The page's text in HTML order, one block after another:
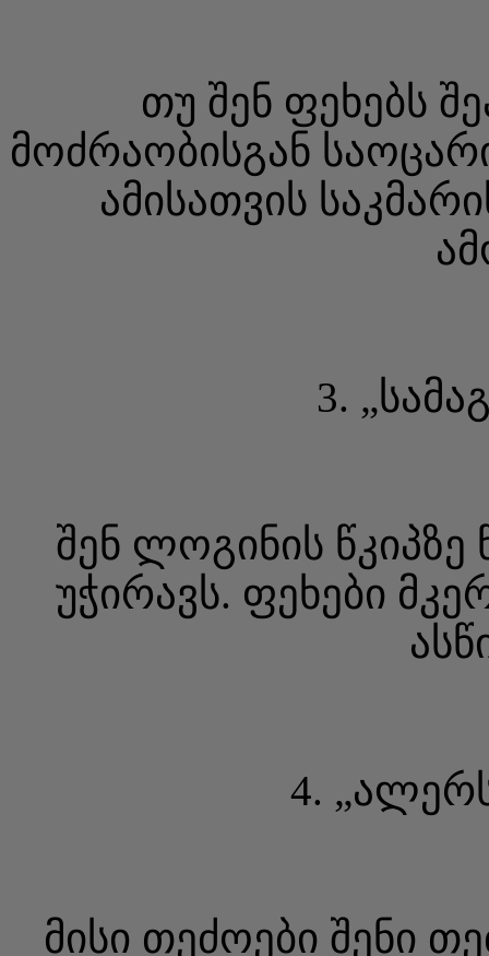
თუ შენ ფეხებს
მოძრაობისგან
ამისათვის
3.
შენ ლოგინის წკიპზე
უჭირავს. ფეხები
4.
მისი თეძოები შენი